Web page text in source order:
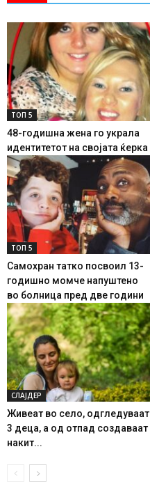
ТОП 5
48-годишна жена го украла
идентитетот на својата ќерка
ТОП 5
Самохран татко посвоил 13-
годишно момче напуштено
во болница пред две години
СЛАЈДЕР
Живеат во село, одгледуваат
3 деца, а од отпад создаваат
накит...